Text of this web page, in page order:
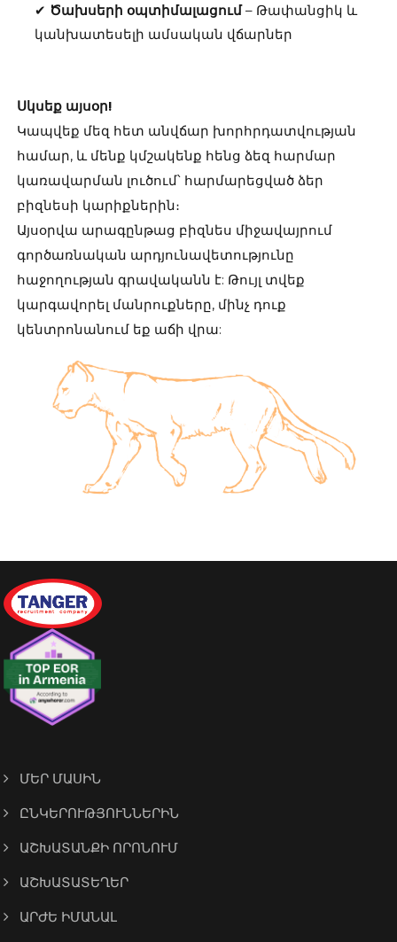
✔ Ծախսերի օպտիմալացում– Թափանցիկ և
կանխատեսելի ամսական վճարներ
Սկսեք այսօր!
Կապվեք մեզ հետ անվճար խորհրդատվության
համար, և մենք կմշակենք հենց ձեզ հարմար
կառավարման լուծում՝ հարմարեցված ձեր
բիզնեսի կարիքներին։
Այսօրվա արագընթաց բիզնես միջավայրում
գործառնական արդյունավետությունը
հաջողության գրավականն է: Թույլ տվեք
կարգավորել մանրուքները, մինչ դուք
կենտրոնանում եք աճի վրա:
ՄԵՐ ՄԱՍԻՆ
ԸՆԿԵՐՈՒԹՅՈՒՆՆԵՐԻՆ
ԱՇԽԱՏԱՆՔԻ ՈՐՈՆՈՒՄ
ԱՇԽԱՏԱՏԵՂԵՐ
ԱՐԺԵ ԻՄԱՆԱԼ